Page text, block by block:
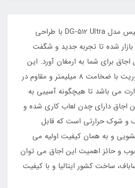
اجاق گاز صفحه ای داتیس مدل DG-512 Ultra با طراحی
بازار شده تا تجربه جدید و شگفت
اجاق برای شما به ارمغان آورد. این
اجاق دارای شیشه سکوریت با ضخامت 8 میلیمتر و مقاوم در
می باشد تا هیچگونه آسیبی به
اجاق دارای چدن لعاب کاری شده و
و شوک حرارتی است که قابل
و به همان کیفیت اولیه می
و حائز اهمیت این اجاق می توان
ساخت کشور ایتالیا و با کیفیت